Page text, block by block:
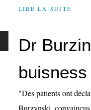
LIRE LA SUITE
Dr
"Des patients ont
Burzynski,